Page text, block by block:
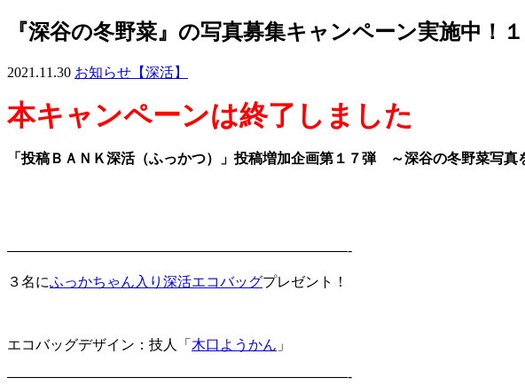
『深谷の冬野菜』の写真募集キャンペーン実施中
2021.11.30 お知らせ【深活】
本キャンペーンは終了しました
「投稿ＢＡＮＫ深活（ふっかつ）」投稿増加企画第１７弾 ～深谷の冬野菜写真
————————————————————————-
３名にふっかちゃん入り深活エコバッグプレゼント！
エコバッグデザイン：技人「 木口ようかん 」
————————————————————————-